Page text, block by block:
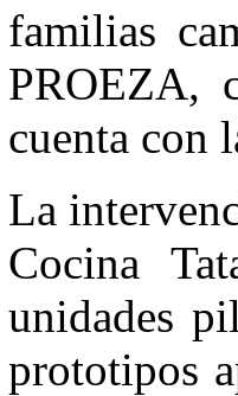
familias
PROEZA,
cuenta con
La
Cocina
unidades
prototipos